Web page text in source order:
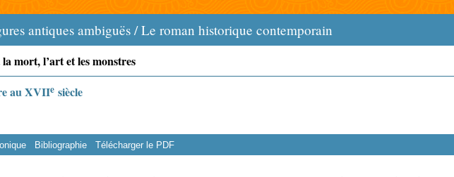
antiques ambiguës / Le roman historique contemporain
mort, l’art et les monstres
au XVIIe siècle
Bibliographie Télécharger le PDF